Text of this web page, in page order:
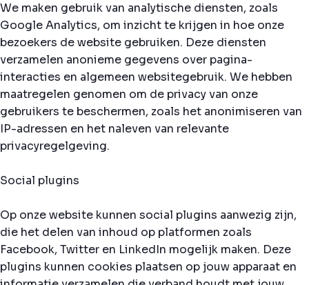
We maken gebruik van analytische diensten, zoals
Google Analytics, om inzicht te krijgen in hoe onze
bezoekers de website gebruiken. Deze diensten
verzamelen anonieme gegevens over pagina-
interacties en algemeen websitegebruik. We hebben
maatregelen genomen om de privacy van onze
gebruikers te beschermen, zoals het anonimiseren van
IP-adressen en het naleven van relevante
privacyregelgeving.
Social plugins
Op onze website kunnen social plugins aanwezig zijn,
die het delen van inhoud op platformen zoals
Facebook, Twitter en LinkedIn mogelijk maken. Deze
plugins kunnen cookies plaatsen op jouw apparaat en